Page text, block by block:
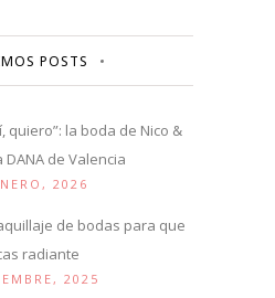
POSTS
quiero”: la boda de Nico &
DANA de Valencia
2026
de bodas para que
radiante
2025